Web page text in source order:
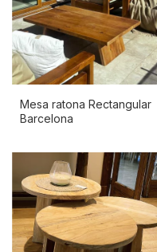
Mesa ratona Rectangular
Barcelona